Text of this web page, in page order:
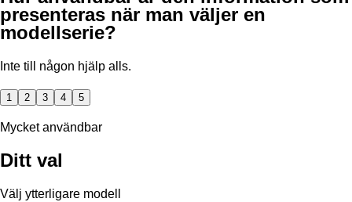
presenteras när man väljer en
modellserie?
Inte till någon hjälp alls.
1 2 3 4 5
Mycket användbar
Ditt val
Välj ytterligare modell